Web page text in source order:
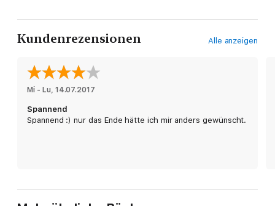
Der einfallsreiche Roman lässt den Leser lange im
„Wahrheit“ in Frage.
Kundenrezensionen Alle anzeigen
Mi - Lu, 14.07.2017
Spannend
Spannend :) nur das Ende hätte ich mir anders gewünscht.